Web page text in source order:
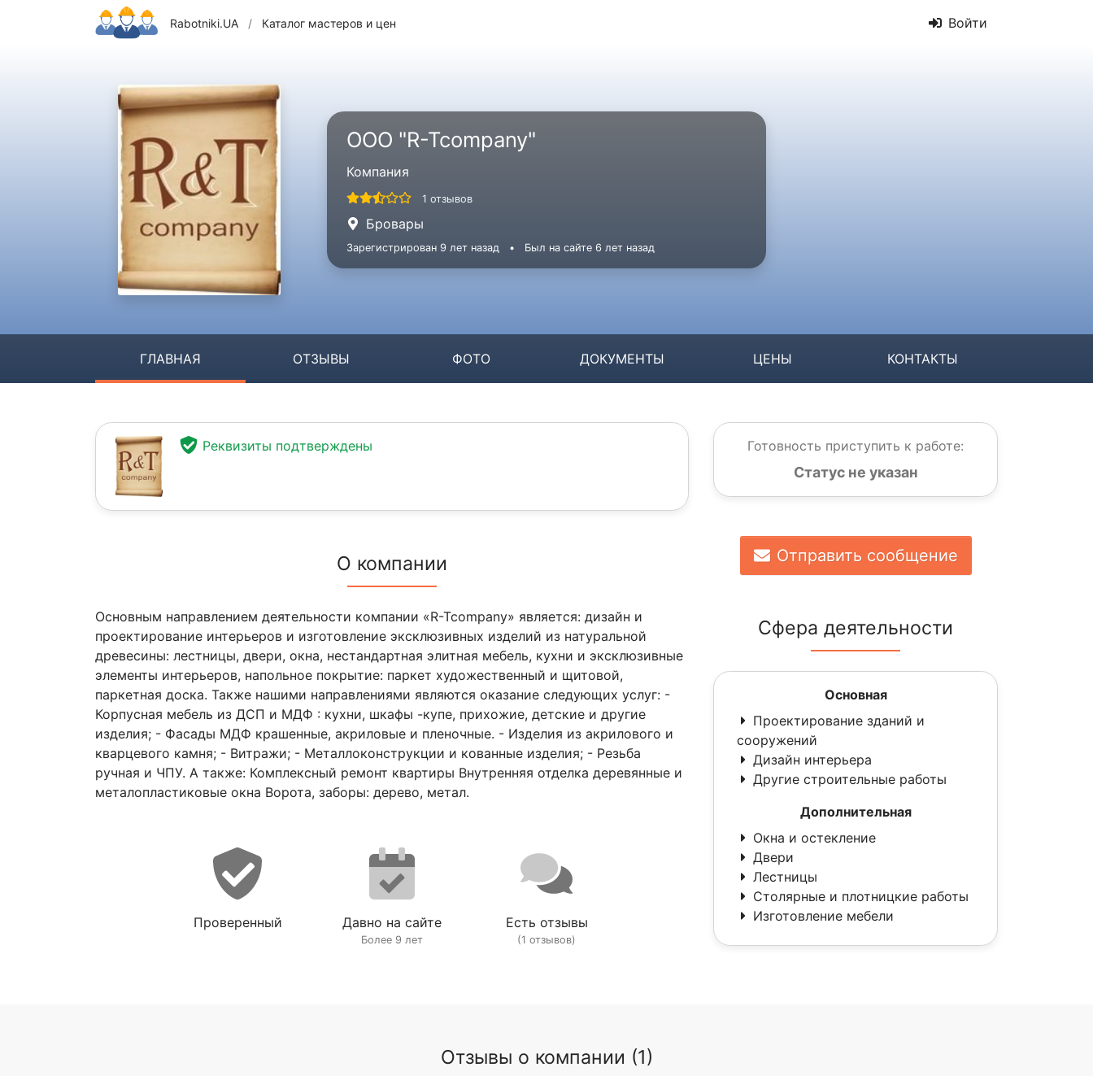
Rabotniki.UA / Каталог мастеров и цен Войти
ООО "R-Tcompany"
Компания
1 отзывов
Бровары
Зарегистрирован 9 лет назад • Был на сайте 6 лет назад
ГЛАВНАЯ ОТЗЫВЫ ФОТО ДОКУМЕНТЫ ЦЕНЫ КОНТАКТЫ
Реквизиты подтверждены
О компании
Основным направлением деятельности компании «R-Tcompany» является: дизайн и
проектирование интерьеров и изготовление эксклюзивных изделий из натуральной
древесины: лестницы, двери, окна, нестандартная элитная мебель, кухни и эксклюзивные
элементы интерьеров, напольное покрытие: паркет художественный и щитовой,
паркетная доска. Также нашими направлениями являются оказание следующих услуг: -
Корпусная мебель из ДСП и МДФ : кухни, шкафы -купе, прихожие, детские и другие
изделия; - Фасады МДФ крашенные, акриловые и пленочные. - Изделия из акрилового и
кварцевого камня; - Витражи; - Металлоконструкции и кованные изделия; - Резьба
ручная и ЧПУ. А также: Комплексный ремонт квартиры Внутренняя отделка деревянные и
металопластиковые окна Ворота, заборы: дерево, метал.
Проверенный Давно на сайте
Более 9 лет
Есть отзывы
(1 отзывов)
Готовность приступить к работе:
Статус не указан
Отправить сообщение
Сфера деятельности
Основная
Проектирование зданий и
сооружений
Дизайн интерьера
Другие строительные работы
Дополнительная
Окна и остекление
Двери
Лестницы
Столярные и плотницкие работы
Изготовление мебели
Отзывы о компании (1)